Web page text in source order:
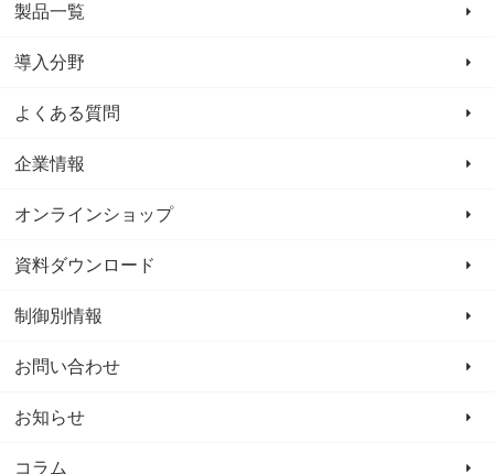
製品一覧
導入分野
よくある質問
企業情報
オンラインショップ
資料ダウンロード
制御別情報
お問い合わせ
お知らせ
コラム